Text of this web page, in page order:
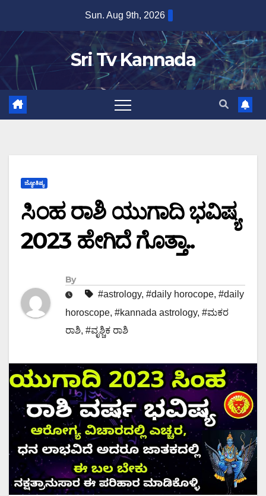
content
Sun. Aug 9th, 2026
Sri Tv Kannada
ಜ್ಯೋತಿಷ್ಯ
ಸಿಂಹ ರಾಶಿ ಯುಗಾದಿ ಭವಿಷ್ಯ
2023 ಹೇಗಿದೆ ಗೊತ್ತಾ..
By
#astrology, #daily horocope, #daily
horoscope, #kannada astrology, #ಮಕರ
ರಾಶಿ, #ವೃಶ್ಚಿಕ ರಾಶಿ